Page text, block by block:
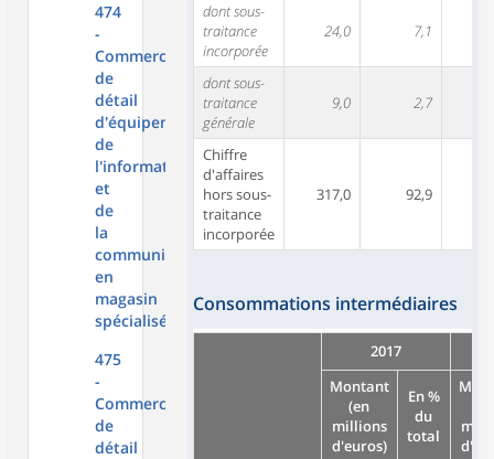
474
-
Commerce
de
détail
d'équipements
de
l'information
et
de
la
communication
en
magasin
spécialisé
475
-
Commerce
de
détail
dont sous-
traitance
incorporée
24,0 7,1
dont sous-
traitance
générale
9,0 2,7
Chiffre
d'affaires
hors sous-
traitance
incorporée
317,0 92,9
Consommations intermédiaires
2017
Montant
(en
millions
d'euros)
En %
du
total